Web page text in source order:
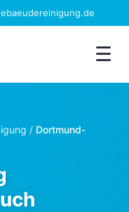
☰
/ Dortmund-